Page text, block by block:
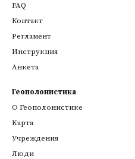
FAQ
Контакт
Регламент
Инструкция
Анкета
Геополонистика
О Геополонистике
Kарта
Учреждения
Люди